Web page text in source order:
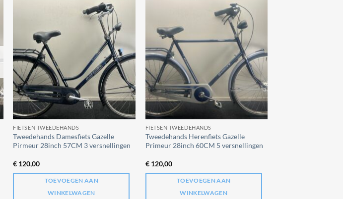
Add to
wishlist
FIETSEN TWEEDEHANDS
Tweedehands Damesfiets Gazelle
Pirmeur 28inch 57CM 3 versnellingen
€ 120,00
TOEVOEGEN AAN
WINKELWAGEN
Add to
wishlist
FIETSEN TWEEDEHANDS
Tweedehands Herenfiets Gazelle
Primeur 28inch 60CM 5 versnellingen
€120,00
TOEVOEGEN AAN
WINKELWAGEN